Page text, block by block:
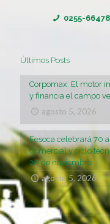
0255-
Últimos Posts
Corpomax: El motor
y financia el campo
agosto 5, 2026
Fesoca celebrará 70
Comercial y ciclo
20 de noviembre
agosto 5, 2026